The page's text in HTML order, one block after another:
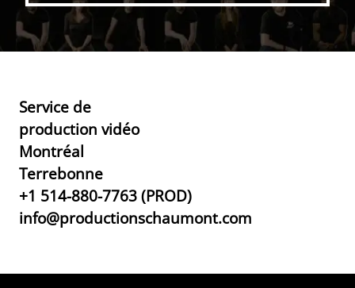
Service de
production vidéo
Montréal
Terrebonne
+1 514-880-7763 (PROD)
info@productionschaumont.com